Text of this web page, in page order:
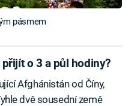
pásmem
o 3 a půl hodiny?
Afghánistán od Číny,
dvě sousední země